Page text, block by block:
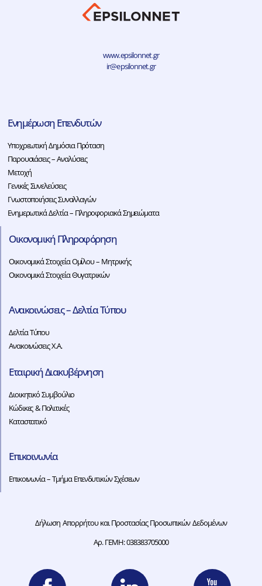
www.epsilonnet.gr
ir@epsilonnet.gr
Ενημέρωση Επενδυτών
Υποχρεωτική Δημόσια Πρόταση
Παρουσιάσεις – Αναλύσεις
Μετοχή
Γενικές Συνελεύσεις
Γνωστοποιήσεις Συναλλαγών
Ενημερωτικά Δελτία – Πληροφοριακά Σημειώματα
Οικονομική Πληροφόρηση
Οικονομικά Στοιχεία Ομίλου – Μητρικής
Οικονομικά Στοιχεία Θυγατρικών
Ανακοινώσεις – Δελτία Τύπου
Δελτία Τύπου
Ανακοινώσεις Χ.Α.
Εταιρική Διακυβέρνηση
Διοικητικό Συμβούλιο
Κώδικες & Πολιτικές
Καταστατικό
Επικοινωνία
Επικοινωνία – Τμήμα Επενδυτικών Σχέσεων
Δήλωση Απορρήτου και Προστασίας Προσωπικών Δεδομένων
Αρ. ΓΕΜΗ: 038383705000